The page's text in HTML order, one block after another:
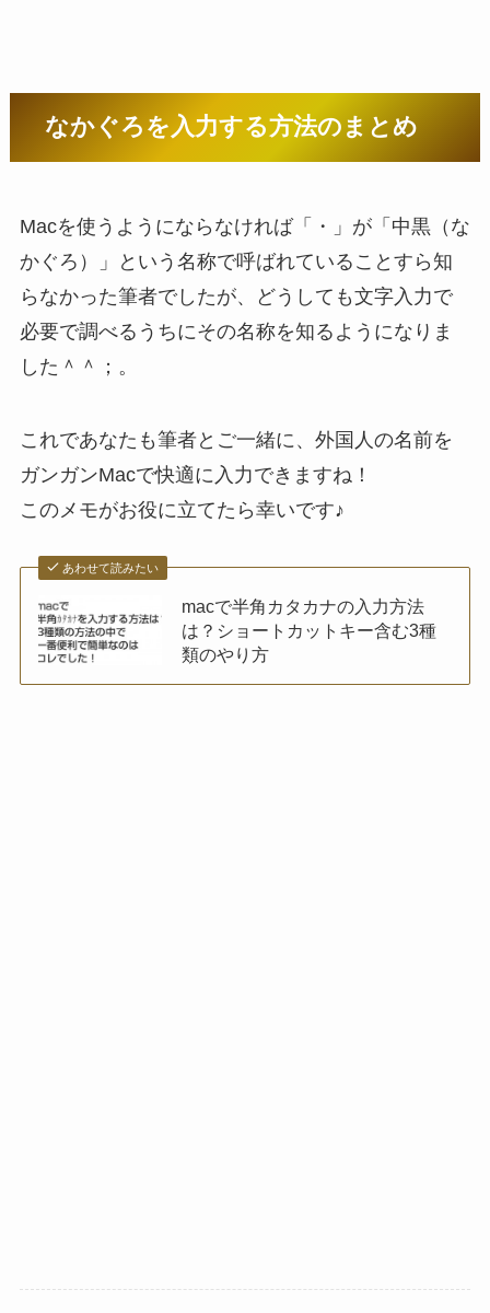
なかぐろを入力する方法のまとめ
Macを使うようにならなければ「・」が「中黒（な
かぐろ）」という名称で呼ばれていることすら知
らなかった筆者でしたが、どうしても文字入力で
必要で調べるうちにその名称を知るようになりま
した＾＾；。
これであなたも筆者とご一緒に、外国人の名前を
ガンガンMacで快適に入力できますね！
このメモがお役に立てたら幸いです♪
あわせて読みたい
macで半角カタカナの入力方法
は？ショートカットキー含む3種
類のやり方